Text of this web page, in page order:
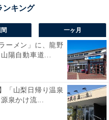
一ヶ月
ーメン」に、龍野
陽自動車道...
「山梨日帰り温泉
泉かけ流...